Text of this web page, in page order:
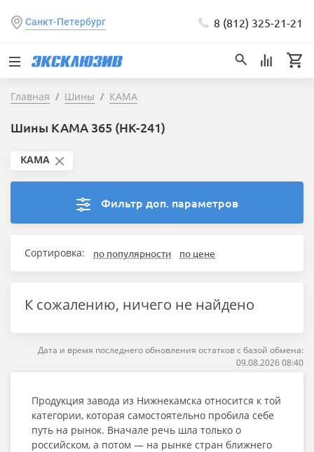
Санкт-Петербург 8 (812) 325-21-21
Главная Шины КАМА
Шины КАМА 365 (НК-241)
КАМА
Фильтр доп. параметров
Сортировка: по популярности по цене
К сожалению, ничего не найдено
Дата и время последнего обновления остатков с базой обмена:
09.08.2026 08:40
Продукция завода из Нижнекамска относится к той
категории, которая самостоятельно пробила себе
путь на рынок. Вначале речь шла только о
российском, а потом — на рынке стран ближнего